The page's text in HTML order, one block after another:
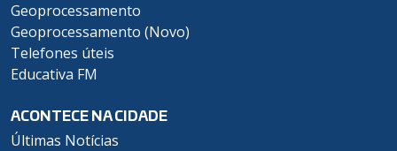
Geoprocessamento
Geoprocessamento (Novo)
Telefones úteis
Educativa FM
ACONTECE NA CIDADE
Últimas Notícias